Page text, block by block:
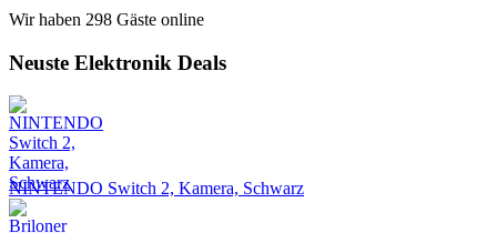
Wir haben 298 Gäste online
Neuste Elektronik Deals
NINTENDO Switch 2, Kamera, Schwarz